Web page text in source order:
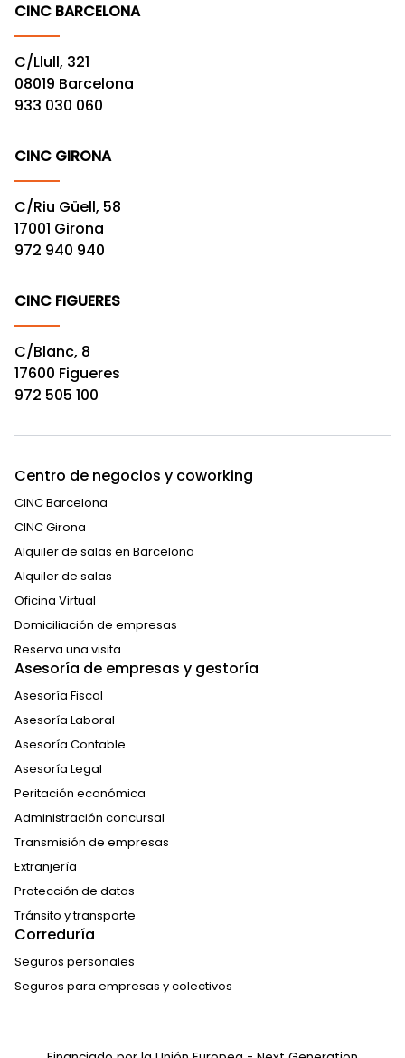
CINC BARCELONA
C/Llull, 321
08019 Barcelona
933 030 060
CINC GIRONA
C/Riu Güell, 58
17001 Girona
972 940 940
CINC FIGUERES
C/Blanc, 8
17600 Figueres
972 505 100
Centro de negocios y coworking
CINC Barcelona
CINC Girona
Alquiler de salas en Barcelona
Alquiler de salas
Oficina Virtual
Domiciliación de empresas
Reserva una visita
Asesoría de empresas y gestoría
Asesoría Fiscal
Asesoría Laboral
Asesoría Contable
Asesoría Legal
Peritación económica
Administración concursal
Transmisión de empresas
Extranjería
Protección de datos
Tránsito y transporte
Correduría
Seguros personales
Seguros para empresas y colectivos